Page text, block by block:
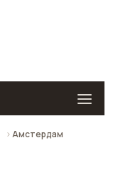
Амстердам